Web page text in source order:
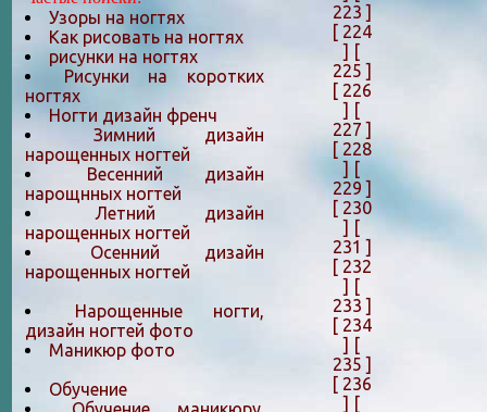
223 ]
[ 224
] [
225 ]
[ 226
] [
227 ]
[ 228
] [
229 ]
[ 230
] [
231 ]
[ 232
] [
233 ]
[ 234
] [
235 ]
[ 236
] [
Узоры на ногтях
Как рисовать на ногтях
рисунки на ногтях
Рисунки на коротких
ногтях
Ногти дизайн френч
Зимний дизайн
нарощенных ногтей
Весенний дизайн
нарощнных ногтей
Летний дизайн
нарощенных ногтей
Осенний дизайн
нарощенных ногтей
Нарощенные ногти,
дизайн ногтей фото
Маникюр фото
Обучение